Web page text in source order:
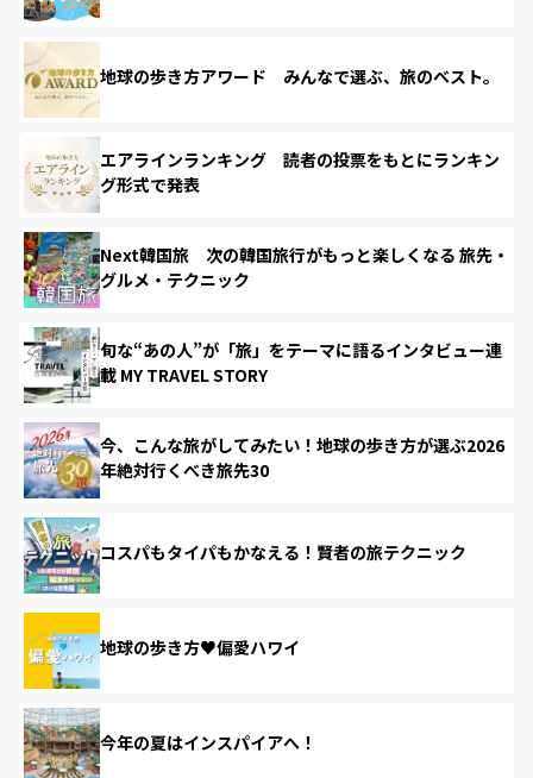
地球の歩き方アワード みんなで選ぶ、旅のベスト。
エアラインランキング 読者の投票をもとにランキン
グ形式で発表
Next韓国旅 次の韓国旅行がもっと楽しくなる 旅先・
グルメ・テクニック
旬な“あの人”が「旅」をテーマに語るインタビュー連
載 MY TRAVEL STORY
今、こんな旅がしてみたい！地球の歩き方が選ぶ2026
年絶対行くべき旅先30
コスパもタイパもかなえる！賢者の旅テクニック
地球の歩き方♥偏愛ハワイ
今年の夏はインスパイアへ！